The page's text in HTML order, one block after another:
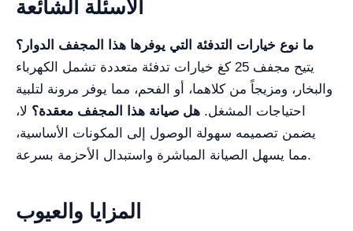
الأسئلة الشائعة
ما نوع خيارات التدفئة التي يوفرها هذا المجفف الدوار؟
يتيح مجفف 25 كغ خيارات تدفئة متعددة تشمل الكهرباء
والبخار، ومزيجاً من كلاهما، أو الفحم، مما يوفر مرونة لتلبية
احتياجات المشغل. هل صيانة هذا المجفف معقدة؟ لا،
يضمن تصميمه سهولة الوصول إلى المكونات الأساسية،
مما يسهل الصيانة المباشرة واستبدال الأحزمة بسرعة.
المزايا والعيوب